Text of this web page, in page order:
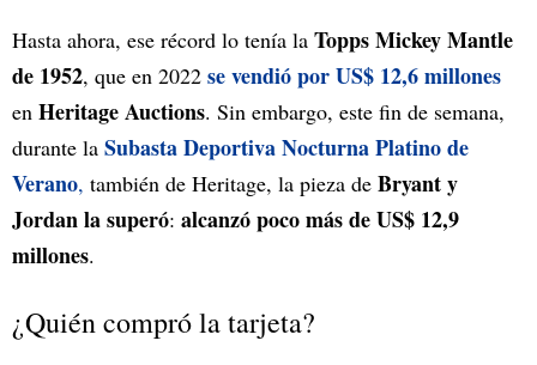
Hasta ahora, ese récord lo tenía la Topps Mickey Mantle
de 1952, que en 2022 se vendió por US$ 12,6 millones
en Heritage Auctions. Sin embargo, este fin de semana,
durante la Subasta Deportiva Nocturna Platino de
Verano, también de Heritage, la pieza de Bryant y
Jordanla superó: alcanzó poco más de US$ 12,9
millones.
¿Quién compró la tarjeta?